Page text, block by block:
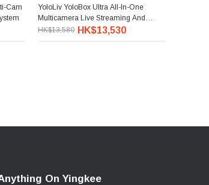
Cam
YoloLiv YoloBox Ultra All-In-One
Multicamera Live Streaming And
Switching System
HK$13,580 HK$13,530
On Yingkee